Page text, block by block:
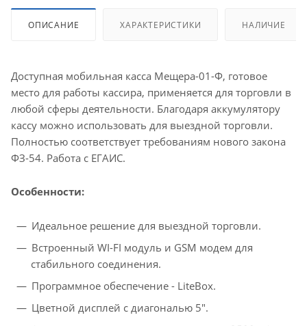
ОПИСАНИЕ ХАРАКТЕРИСТИКИ НАЛИЧИЕ
Доступная мобильная касса Мещера-01-Ф, готовое
место для работы кассира, применяется для торговли в
любой сферы деятельности. Благодаря аккумулятору
кассу можно использовать для выездной торговли.
Полностью соответствует требованиям нового закона
ФЗ-54. Работа с ЕГАИС.
Особенности:
Идеальное решение для выездной торговли.
Встроенный WI-FI модуль и GSM модем для
стабильного соединения.
Программное обеспечение - LiteBox.
Цветной дисплей с диагональю 5".